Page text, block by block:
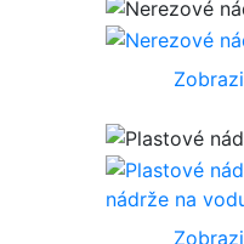
nádrže na